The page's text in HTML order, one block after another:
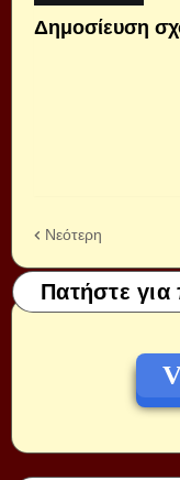
Δημοσίευση
Νεότερη
Πατήστε για